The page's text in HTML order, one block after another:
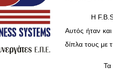
Η F.B.S. ήταν
Αυτός ήταν και
δίπλα τους με
Τα